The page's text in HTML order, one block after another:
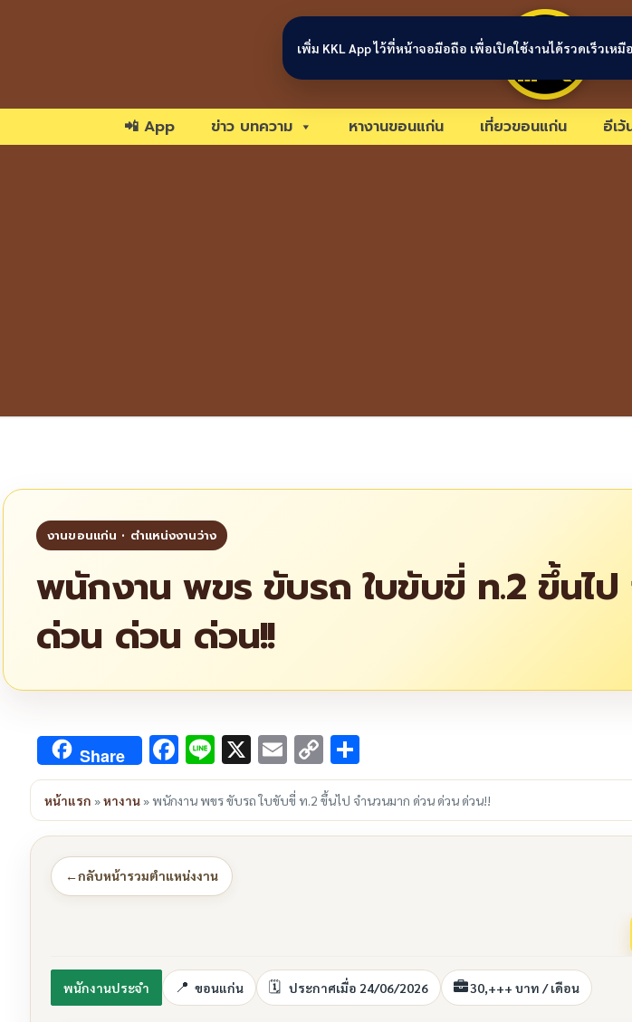
ขอ
📲 App ข่าว บทความ หางานขอนแก่น เที่ยวขอนแก่น อีเ
พนักงาน พขร ขับรถ ใบขับขี่ ท.2 ขึ้นไป
ด่วน ด่วน ด่วน!!
Share Facebook
Line
X Email
Copy
Link
หน้าแรก »หางาน » พนักงาน พขร ขับรถ ใบขับขี่ ท.2 ขึ้นไป จำนวนมาก ด่วน ด่วน ด่วน!!
←กลับหน้ารวมตำแหน่งงาน
พนักงานประจำ ขอนแก่น ประกาศเมื่อ 24/06/2026 30,+++ บาท / เดือน
เพิ่ม KKL App ไว้ที่หน้าจอมือถือ เพื่อเปิดใช้งานได้รวดเร็วเห